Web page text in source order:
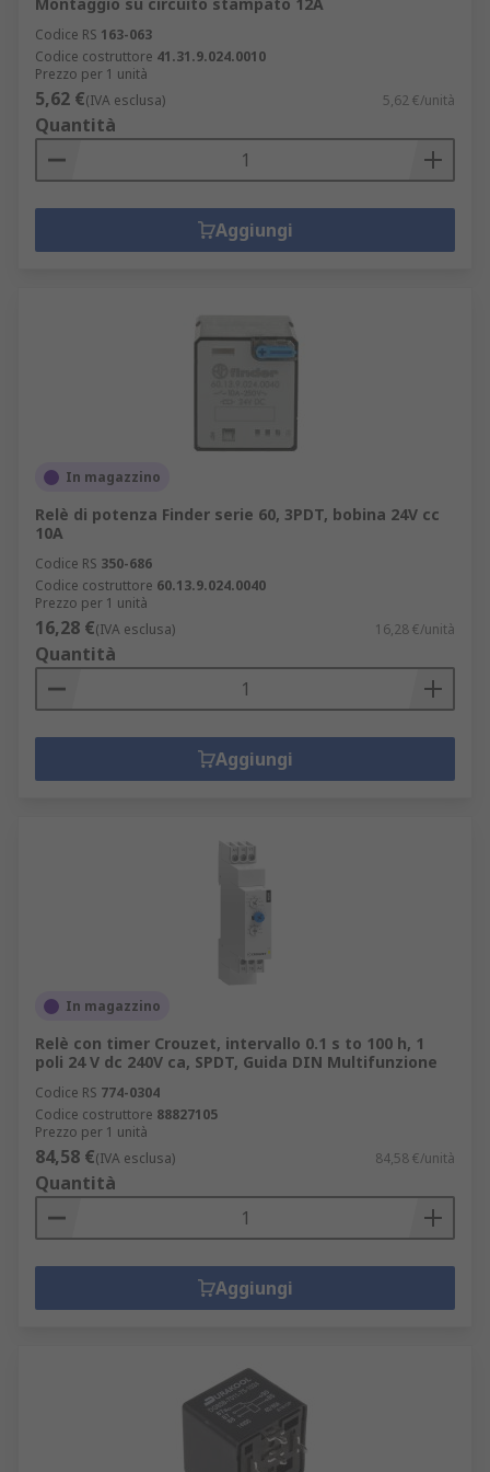
di controllo che richiedono un'operazione a
12V.
Relè 24 Volt: operano con tensione di
alimentazione di 24V. Impiegati in
applicazioni industriali, automobilistiche ed
elettroniche che richiedono tensione di 24V
per il controllo dei circuiti.
Relè 220V: funzionano con tensione di
alimentazione di 220 volt. Sono impiegati in
Codice RS 163-063
Codice costruttore 41.31.9.024.0010
Prezzo per 1 unità
5,62 €(IVA esclusa) 5,62 €/unità
Quantità
Aggiungi
In magazzino
Relè di potenza Finder serie 60, 3PDT, bobina 24V cc
10A
Codice RS 350-686
Codice costruttore 60.13.9.024.0040
Prezzo per 1 unità
16,28 €(IVA esclusa) 16,28 €/unità
Quantità
Aggiungi
In magazzino
Relè con timer Crouzet, intervallo 0.1 s to 100 h, 1
poli 24 V dc 240V ca, SPDT, Guida DIN Multifunzione
Codice RS 774-0304
Codice costruttore 88827105
Prezzo per 1 unità
84,58 €(IVA esclusa) 84,58 €/unità
Quantità
Aggiungi